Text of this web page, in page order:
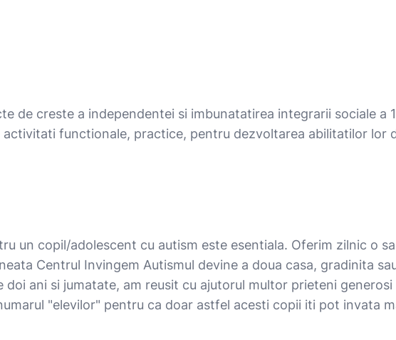
de creste a independentei si imbunatatirea integrarii sociale a
functionale, practice, pentru dezvoltarea abilitatilor lor
un copil/adolescent cu autism este esentiala. Oferim zilnic o
Centrul Invingem Autismul devine a doua casa, gradinita
ani si jumatate, am reusit cu ajutorul multor prieteni
"elevilor" pentru ca doar astfel acesti copii iti pot invata